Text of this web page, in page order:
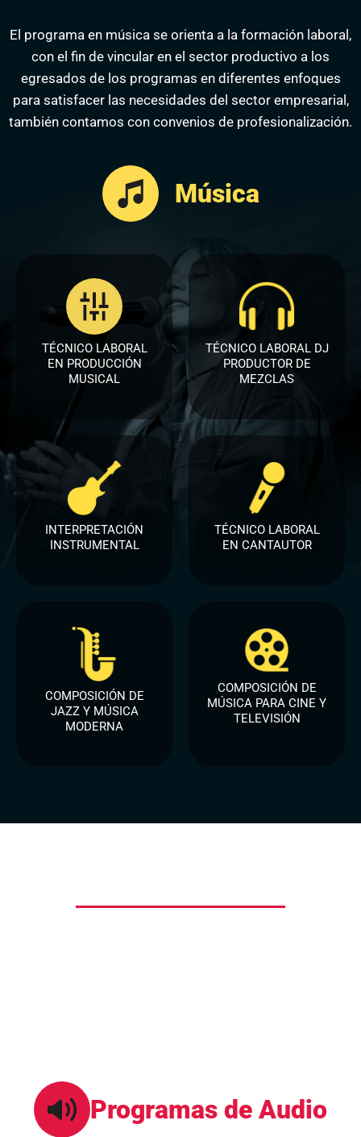
El programa en música se orienta a la formación laboral,
con el fin de vincular en el sector productivo a los
egresados de los programas en diferentes enfoques
para satisfacer las necesidades del sector empresarial,
también contamos con convenios de profesionalización.
Música
TÉCNICO LABORAL
EN PRODUCCIÓN
MUSICAL​
TÉCNICO LABORAL DJ
PRODUCTOR DE
MEZCLAS​
INTERPRETACIÓN
INSTRUMENTAL
TÉCNICO LABORAL
EN CANTAUTOR
COMPOSICIÓN DE
JAZZ Y MÚSICA
MODERNA
COMPOSICIÓN DE
MÚSICA PARA CINE Y
TELEVISIÓN
Programas de Audio